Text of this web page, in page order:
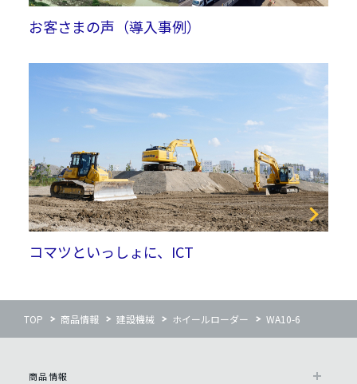
お客さまの声（導入事例）
コマツといっしょに、ICT
TOP 商品情報 建設機械 ホイールローダー WA10-6
商品情報